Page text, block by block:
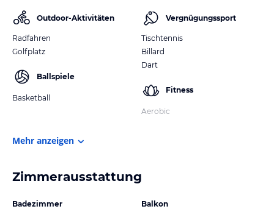
Outdoor-Aktivitäten
Radfahren
Golfplatz
Ballspiele
Basketball
Vergnügungssport
Tischtennis
Billard
Dart
Fitness
Aerobic
Mehr anzeigen
Zimmerausstattung
Badezimmer
Balkon